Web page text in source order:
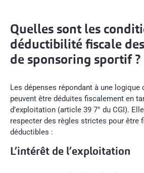
Quelles sont les
déductibilité fiscale
de sponsoring sportif ?
Les dépenses répondant à une logique
peuvent être déduites fiscalement en
d’exploitation (article 39 7° du CGI).
respecter des règles strictes pour être
déductibles :
L’intérêt de l’exploitation